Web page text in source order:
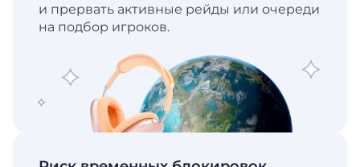
и прервать активные рейды или очереди
на подбор игроков.